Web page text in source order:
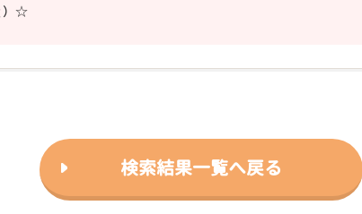
2026年03月06日
）☆
検索結果一覧へ戻る